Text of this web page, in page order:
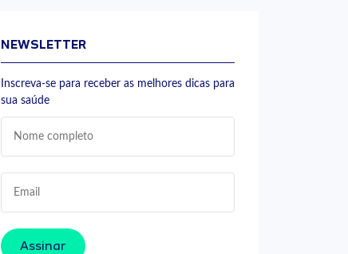
NEWSLETTER
Inscreva-se para receber as melhores dicas para
sua saúde
Assinar